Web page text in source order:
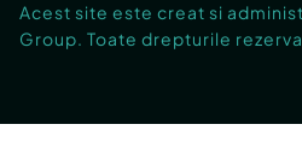
Acest site este creat si
Group. Toate drepturile